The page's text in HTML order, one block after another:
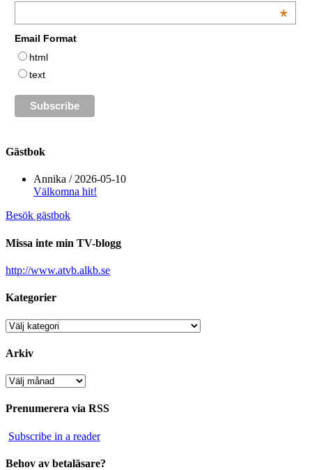
*
Email Format
html
text
Gästbok
Annika /2026-05-10
Välkomna hit!
Besök gästbok
Missa inte min TV-blogg
http://www.atvb.alkb.se
Kategorier
Kategorier
Arkiv
Arkiv
Prenumerera via RSS
Subscribe in a reader
Behov av betaläsare?